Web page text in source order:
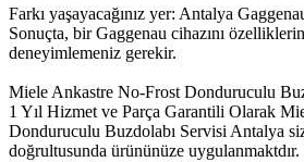
Farkı yaşayacağınız yer: Antalya
Sonuçta, bir Gaggenau cihazını
deneyimlemeniz gerekir.
Miele Ankastre No-Frost Donduruculu
1 Yıl Hizmet ve Parça Garantili Olarak
Donduruculu Buzdolabı Servisi Antalya
doğrultusunda ürününüze uygulanmaktdır.